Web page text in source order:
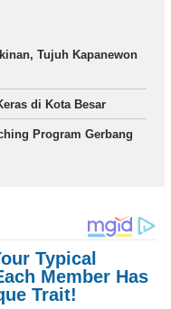
Tujuh Kapanewon
di Kota Besar
Program Gerbang